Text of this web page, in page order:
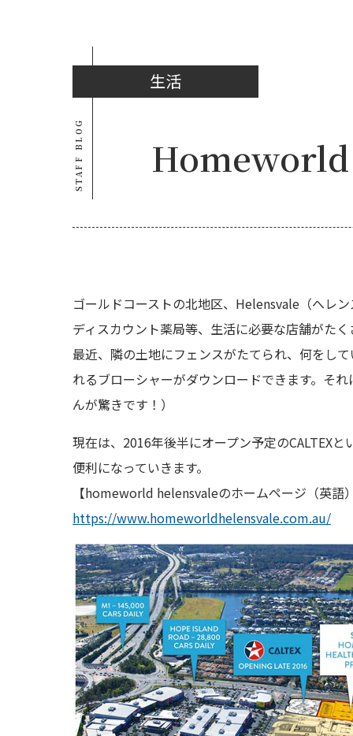
生活
STAFF BLOG Homeworld
ゴールドコーストの北地区、Helensvale（へレ
ディスカウント薬局等、生活に必要な店舗がた
最近、隣の土地にフェンスがたてられ、何をし
れるブローシャーがダウンロードできます。そ
んが驚きです！）
現在は、2016年後半にオープン予定のCALTEX
便利になっていきます。
【homeworld helensvaleのホームページ（英語
https://www.homeworldhelensvale.com.au/